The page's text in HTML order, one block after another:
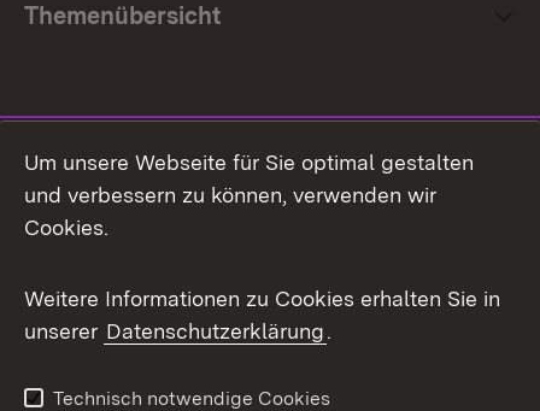
Themenübersicht
Facebook
X / Twitter
Youtube
Um unsere Webseite für Sie optimal gestalten
und verbessern zu können, verwenden wir
Cookies.
Weitere Informationen zu Cookies erhalten Sie in
unserer Datenschutzerklärung.
Technisch notwendige Cookies